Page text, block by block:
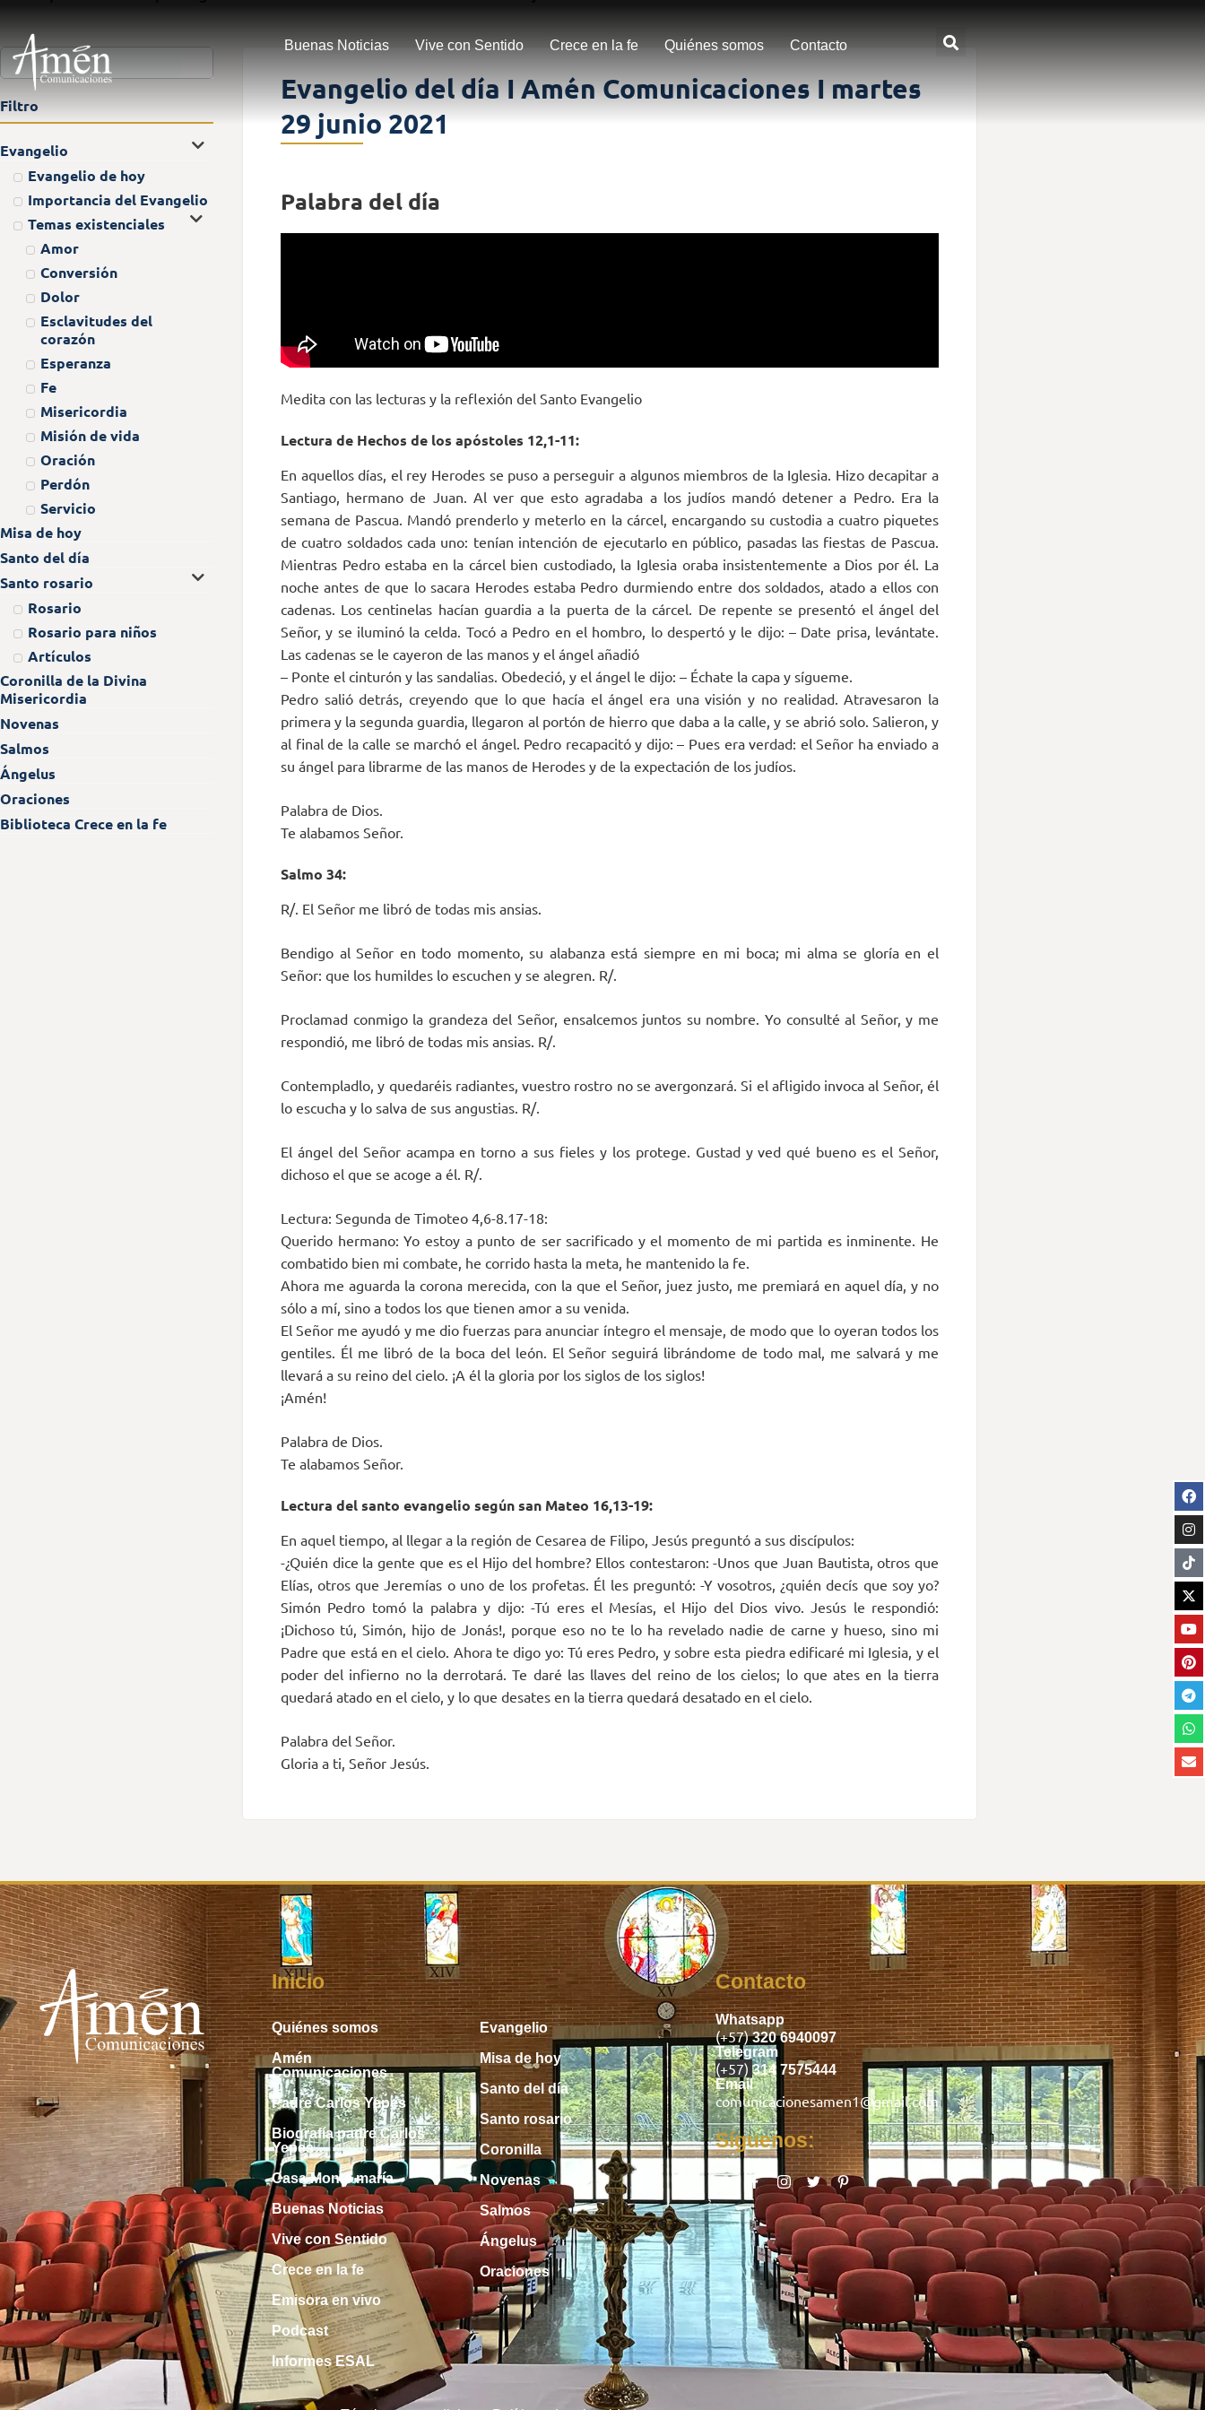
Buenas Noticias Vive con Sentido Crece en la fe Quiénes somos Contacto
Filtro
Evangelio
Evangelio de hoy
Importancia del Evangelio
Temas existenciales
Amor
Conversión
Dolor
Esclavitudes del
corazón
Esperanza
Fe
Misericordia
Misión de vida
Oración
Perdón
Servicio
Misa de hoy
Santo del día
Santo rosario
Rosario
Rosario para niños
Artículos
Coronilla de la Divina
Misericordia
Novenas
Salmos
Ángelus
Oraciones
Biblioteca Crece en la fe
Evangelio del día I Amén Comunicaciones I martes
29 junio 2021
Palabra del día
Medita con las lecturas y la reflexión del Santo Evangelio
Lectura de Hechos de los apóstoles 12,1-11:
En aquellos días, el rey Herodes se puso a perseguir a algunos miembros de la Iglesia. Hizo decapitar a
Santiago, hermano de Juan. Al ver que esto agradaba a los judíos mandó detener a Pedro. Era la
semana de Pascua. Mandó prenderlo y meterlo en la cárcel, encargando su custodia a cuatro piquetes
de cuatro soldados cada uno: tenían intención de ejecutarlo en público, pasadas las fiestas de Pascua.
Mientras Pedro estaba en la cárcel bien custodiado, la Iglesia oraba insistentemente a Dios por él. La
noche antes de que lo sacara Herodes estaba Pedro durmiendo entre dos soldados, atado a ellos con
cadenas. Los centinelas hacían guardia a la puerta de la cárcel. De repente se presentó el ángel del
Señor, y se iluminó la celda. Tocó a Pedro en el hombro, lo despertó y le dijo: – Date prisa, levántate.
Las cadenas se le cayeron de las manos y el ángel añadió
– Ponte el cinturón y las sandalias. Obedeció, y el ángel le dijo: – Échate la capa y sígueme.
Pedro salió detrás, creyendo que lo que hacía el ángel era una visión y no realidad. Atravesaron la
primera y la segunda guardia, llegaron al portón de hierro que daba a la calle, y se abrió solo. Salieron, y
al final de la calle se marchó el ángel. Pedro recapacitó y dijo: – Pues era verdad: el Señor ha enviado a
su ángel para librarme de las manos de Herodes y de la expectación de los judíos.
Palabra de Dios.
Te alabamos Señor.
Salmo 34:
R/. El Señor me libró de todas mis ansias.
Bendigo al Señor en todo momento, su alabanza está siempre en mi boca; mi alma se gloría en el
Señor: que los humildes lo escuchen y se alegren. R/.
Proclamad conmigo la grandeza del Señor, ensalcemos juntos su nombre. Yo consulté al Señor, y me
respondió, me libró de todas mis ansias. R/.
Contempladlo, y quedaréis radiantes, vuestro rostro no se avergonzará. Si el afligido invoca al Señor, él
lo escucha y lo salva de sus angustias. R/.
El ángel del Señor acampa en torno a sus fieles y los protege. Gustad y ved qué bueno es el Señor,
dichoso el que se acoge a él. R/.
Lectura: Segunda de Timoteo 4,6-8.17-18:
Querido hermano: Yo estoy a punto de ser sacrificado y el momento de mi partida es inminente. He
combatido bien mi combate, he corrido hasta la meta, he mantenido la fe.
Ahora me aguarda la corona merecida, con la que el Señor, juez justo, me premiará en aquel día, y no
sólo a mí, sino a todos los que tienen amor a su venida.
El Señor me ayudó y me dio fuerzas para anunciar íntegro el mensaje, de modo que lo oyeran todos los
gentiles. Él me libró de la boca del león. El Señor seguirá librándome de todo mal, me salvará y me
llevará a su reino del cielo. ¡A él la gloria por los siglos de los siglos!
¡Amén!
Palabra de Dios.
Te alabamos Señor.
Lectura del santo evangelio según san Mateo 16,13-19:
En aquel tiempo, al llegar a la región de Cesarea de Filipo, Jesús preguntó a sus discípulos:
-¿Quién dice la gente que es el Hijo del hombre? Ellos contestaron: -Unos que Juan Bautista, otros que
Elías, otros que Jeremías o uno de los profetas. Él les preguntó: -Y vosotros, ¿quién decís que soy yo?
Simón Pedro tomó la palabra y dijo: -Tú eres el Mesías, el Hijo del Dios vivo. Jesús le respondió:
¡Dichoso tú, Simón, hijo de Jonás!, porque eso no te lo ha revelado nadie de carne y hueso, sino mi
Padre que está en el cielo. Ahora te digo yo: Tú eres Pedro, y sobre esta piedra edificaré mi Iglesia, y el
poder del infierno no la derrotará. Te daré las llaves del reino de los cielos; lo que ates en la tierra
quedará atado en el cielo, y lo que desates en la tierra quedará desatado en el cielo.
Palabra del Señor.
Gloria a ti, Señor Jesús.
Inicio
Quiénes somos
Amén
Comunicaciones
Padre Carlos Yepes
Biografía padre Carlos
Yepes
Casa Monte maría
Buenas Noticias
Vive con Sentido
Crece en la fe
Emisora en vivo
Podcast
Informes ESAL
Inicio
Evangelio
Misa de hoy
Santo del día
Santo rosario
Coronilla
Novenas
Salmos
Ángelus
Oraciones
Contacto
Whatsapp
(+57)320 6940097
Telegram
(+57)314 7575444
Email
comunicacionesamen1@gmail.com
Síguenos: